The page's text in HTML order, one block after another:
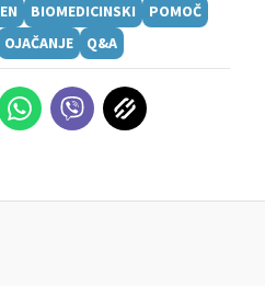
BIOMEDICINSKI
POMOČ
OJAČANJE Q&A